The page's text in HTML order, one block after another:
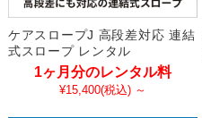
ケアスロープJ 高段差対応 連結
式スロープ レンタル
1ヶ月分のレンタル料
¥15,400(税込) ～